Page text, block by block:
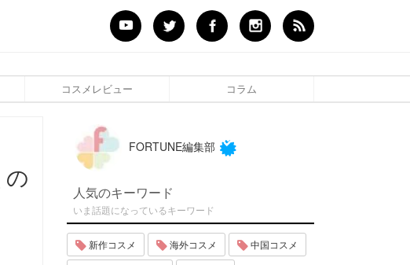
コスメレビュー コラム
の
FORTUNE編集部
人気のキーワード
いま話題になっているキーワード
新作コスメ 海外コスメ 中国コスメ